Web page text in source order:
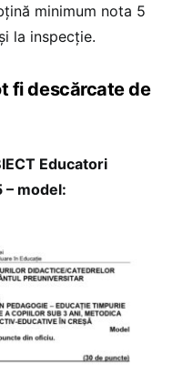
minimum nota 5
la inspecție.
fi descărcate de
Educatori
model: